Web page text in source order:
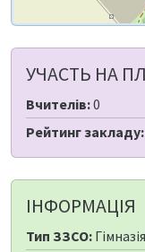
УЧАСТЬ НА
Вчителів:0
Рейтинг закладу:
ІНФОРМАЦІЯ
Тип ЗЗСО: